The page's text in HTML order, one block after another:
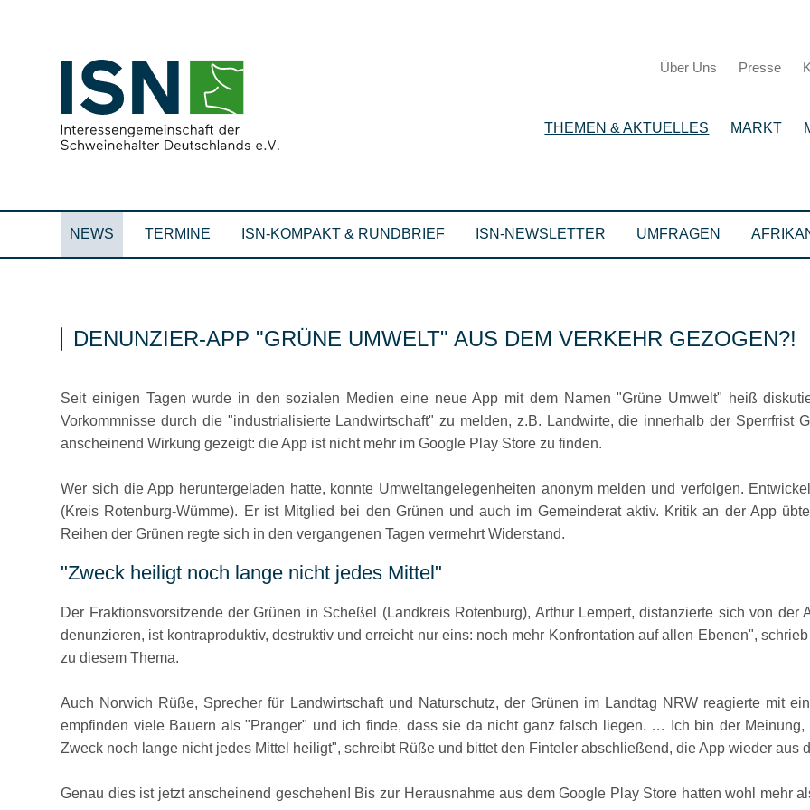
Über Uns Presse
THEMEN & AKTUELLES MARKT
NEWS TERMINE ISN-KOMPAKT & RUNDBRIEF ISN-NEWSLETTER UMFRAGEN
DENUNZIER-APP GRÜNE UMWELT AUS DEM VERKEHR GEZOGEN?!
Seit einigen Tagen wurde in den sozialen Medien eine neue App mit dem Namen Grüne Umwelt
heiß
Vorkommnisse durch die
industrialisierte Landwirtschaft
zu melden, z.B. Landwirte, die innerhalb der Sperrfrist
anscheinend Wirkung gezeigt: die App ist nicht mehr im Google Play Store zu finden.
Wer sich die App heruntergeladen hatte, konnte Umweltangelegenheiten anonym melden und verfolgen.
(Kreis Rotenburg-Wümme). Er ist Mitglied bei den Grünen und auch im Gemeinderat aktiv. Kritik an der App
Reihen der Grünen regte sich in den vergangenen Tagen vermehrt Widerstand.
Zweck heiligt noch lange nicht jedes Mittel
Der Fraktionsvorsitzende der Grünen in Scheßel (Landkreis Rotenburg), Arthur Lempert, distanzierte sich von der
denunzieren, ist kontraproduktiv, destruktiv und erreicht nur eins: noch mehr Konfrontation auf allen Ebenen ,
zu diesem Thema.
Auch Norwich Rüße, Sprecher für Landwirtschaft und Naturschutz, der Grünen im Landtag NRW reagierte mit
empfinden viele Bauern als Pranger
und ich finde, dass sie da nicht ganz falsch liegen. … Ich bin der
Zweck noch lange nicht jedes Mittel heiligt , schreibt Rüße und bittet den Finteler abschließend, die App wieder aus
Genau dies ist jetzt anscheinend geschehen! Bis zur Herausnahme aus dem Google Play Store hatten wohl mehr